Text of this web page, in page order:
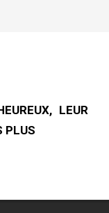
LEUR
PLUS